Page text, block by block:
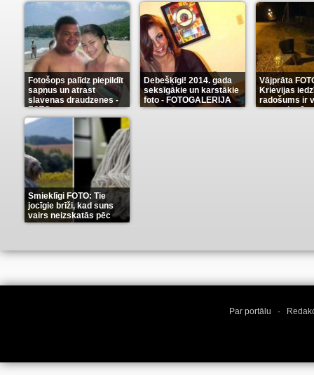
Fotošops palīdz piepildīt
sapņus un atrast
slavenas draudzenes -
FOTO(13)
Debešķīgi! 2014. gada
seksīgākie un karstākie
foto - FOTOGALERIJA
(9)
Vājprāta
Krievijas
radošums ir
Smieklīgi FOTO: Tie
jocīgie brīži, kad suns
vairs neizskatās pēc
suņa(11)
Par portālu ·